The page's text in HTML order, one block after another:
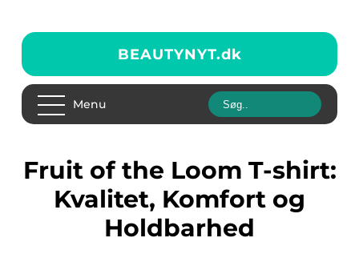
BEAUTYNYT.dk
Menu
Fruit of the Loom T-shirt:
Kvalitet, Komfort og
Holdbarhed